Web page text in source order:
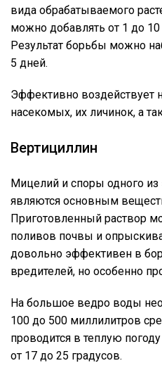
вида обрабатываемого
можно добавлять от 1 до
Результат борьбы можно
5 дней.
Эффективно воздействует
насекомых, их личинок, а
Вертициллин
Мицелий и споры одного из
являются основным
Приготовленный раствор
поливов почвы и
довольно эффективен в
вредителей, но особенно
На большое ведро воды
100 до 500 миллилитров
проводится в теплую
от 17 до 25 градусов.